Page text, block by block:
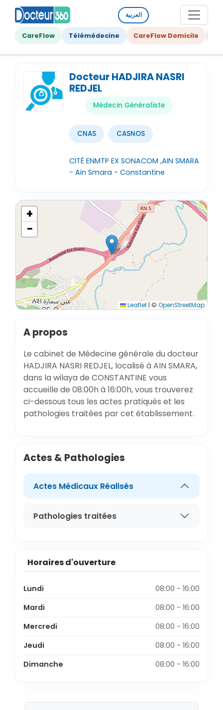
العربية
CareFlow Télémédecine CareFlow Domicile
Docteur HADJIRA NASRI
REDJEL
Médecin Généraliste
CNAS CASNOS
CITÉ ENMTP EX SONACOM ,AIN SMARA
- Ain Smara - Constantine
+
−
Leaflet | © OpenStreetMap
A propos
Le cabinet de Médecine générale du docteur
HADJIRA NASRI REDJEL, localisé à AIN SMARA,
dans la wilaya de CONSTANTINE vous
accueille de 08:00h à 16:00h, vous trouverez
ci-dessous tous les actes pratiqués et les
pathologies traitées par cet établissement.
Actes & Pathologies
Actes Médicaux Réalisés
Pathologies traitées
Horaires d'ouverture
Lundi
08:00 - 16:00
Mardi
08:00 - 16:00
Mercredi
08:00 - 16:00
Jeudi
08:00 - 16:00
Dimanche
08:00 - 16:00